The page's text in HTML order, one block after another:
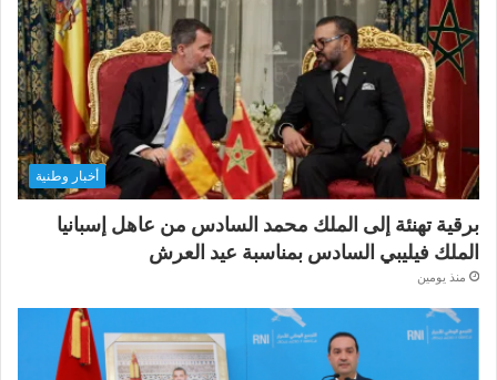
أخبار وطنية
برقية تهنئة إلى الملك محمد السادس من عاهل إسبانيا
الملك فيليبي السادس بمناسبة عيد العرش
منذ يومين